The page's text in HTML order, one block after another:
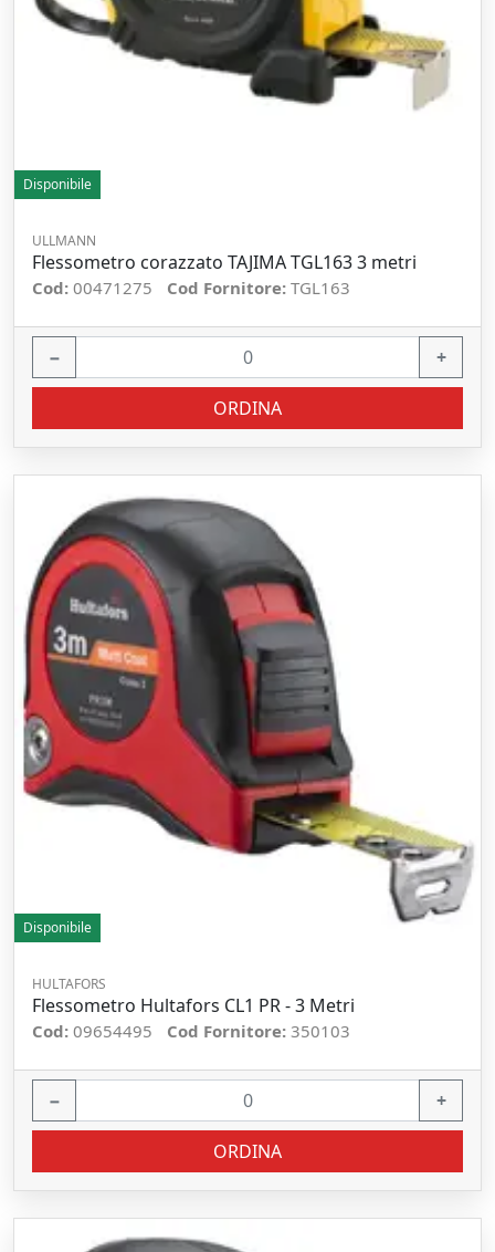
Disponibile
ULLMANN
Flessometro corazzato TAJIMA TGL163 3 metri
Cod: 00471275 Cod Fornitore: TGL163
− +
ORDINA
Disponibile
HULTAFORS
Flessometro Hultafors CL1 PR - 3 Metri
Cod: 09654495 Cod Fornitore: 350103
− +
ORDINA